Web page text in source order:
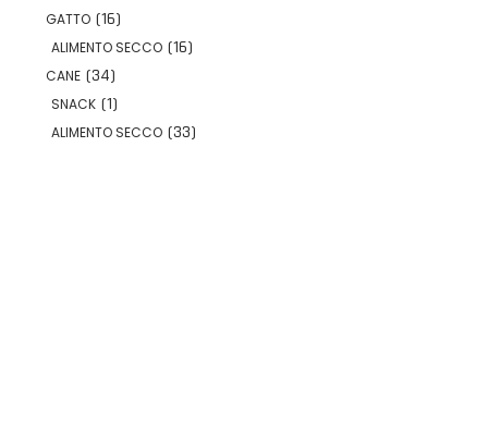
GATTO (16)
ALIMENTO SECCO (16)
CANE (34)
SNACK (1)
ALIMENTO SECCO (33)